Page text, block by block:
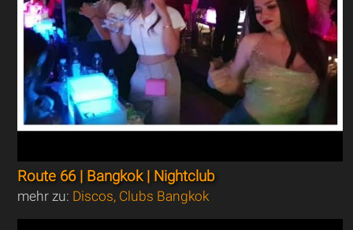
Route 66 | Bangkok | Nightclub
mehr zu: Discos, Clubs Bangkok